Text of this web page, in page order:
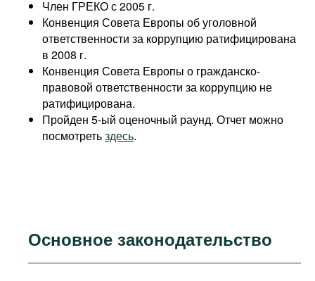
Член ГРЕКО с 2005 г.
Конвенция Совета Европы об уголовной
ответственности за коррупцию ратифицирована
в 2008 г.
Конвенция Совета Европы о гражданско-
правовой ответственности за коррупцию не
ратифицирована.
Пройден 5-ый оценочный раунд. Отчет можно
посмотретьздесь.
Основное законодательство